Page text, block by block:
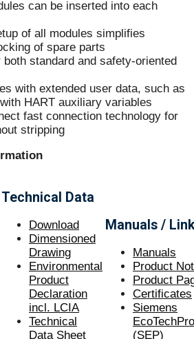
can be inserted into each
of all modules simplifies
of spare parts
both standard and safety-oriented
with extended user data, such as
HART auxiliary variables
fast connection technology for
stripping
Technical Data
Download
Dimensioned
Drawing
Environmental
Product
Declaration
incl. LCIA
Technical
Data Sheet
Manuals /
Manuals
Product
Product
Certificates
Siemens
(SEP)